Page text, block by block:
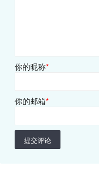
你的昵称*
你的邮箱*
提交评论